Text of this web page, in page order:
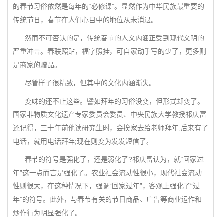
的春节习俗依然是每年的“必修课”。显然作为中华民族最重要的
传统节日，春节在人们心目中的地位从未消退。
然而不可否认的是，传统春节的人文内涵正受到现代文明的
严重冲击。春联照贴，福字照挂，可自家动手写的少了，更多则
是商家的赠品。
尽管样子很精致，但其中的文化内涵渐失。
变味的还不止这些。譬如拜年的习俗没变，但形式却变了。
国家非物质文化遗产专家委员会委员、中央民族大学教授祁庆富
还记得，三十年前他读研究生时，会挨家去给老师拜年;后来有了
电话，就用电话拜年;现在则变为发发短信了。
春节的符号是强化了，还是弱化了?祁庆富认为，就“回家过
年”这一点而言是强化了。农业社会流动性很小，现代社会流动
性则很大，在这种情况下，强调“回家过年”，客观上强化了“过
年”的符号。此外，与春节有关的节日商品、广告等商业运作和
炒作行为明显强化了。